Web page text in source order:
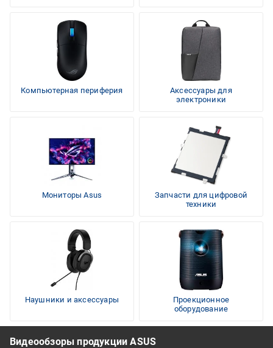
Компьютерная периферия
Аксессуары для
электроники
Мониторы Asus
Запчасти для цифровой
техники
Наушники и аксессуары
Проекционное
оборудование
Видеообзоры продукции ASUS